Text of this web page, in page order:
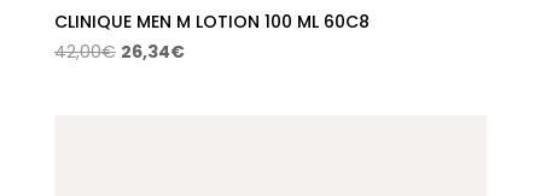
CLINIQUE MEN M LOTION 100 ML 60C8
42,00€ El
26,34€El